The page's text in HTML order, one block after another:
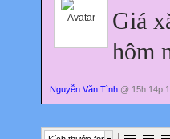
Giá
hôm
Nguyễn Văn Tình @ 15h:14p